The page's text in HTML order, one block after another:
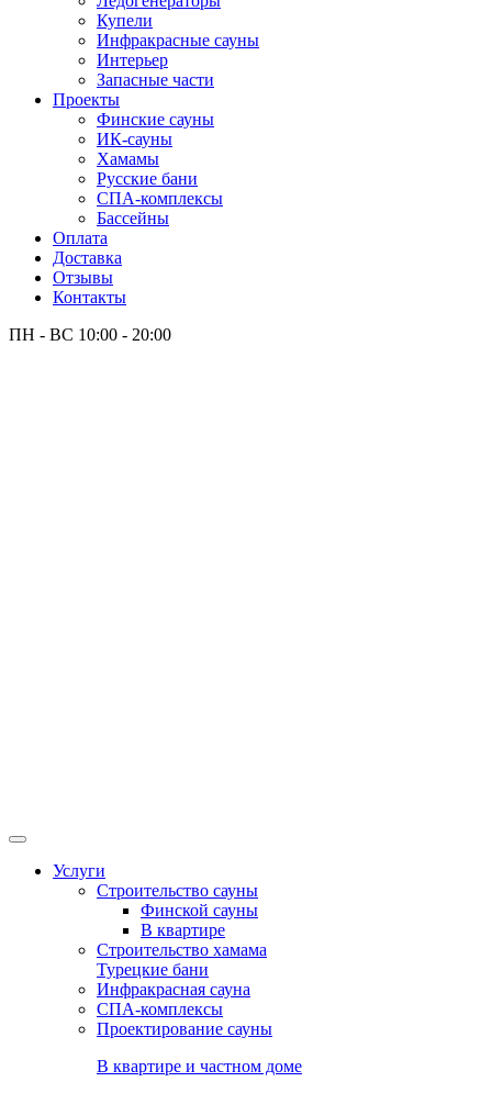
Купели
Инфракрасные сауны
Интерьер
Запасные части
Проекты
Финские сауны
ИК-сауны
Хамамы
Русские бани
СПА-комплексы
Бассейны
Оплата
Доставка
Отзывы
Контакты
ПН - ВС 10:00 - 20:00
Услуги
Строительство сауны
Финской сауны
В квартире
Строительство хамама
Турецкие бани
Инфракрасная сауна
СПА-комплексы
Проектирование сауны
В квартире и частном доме